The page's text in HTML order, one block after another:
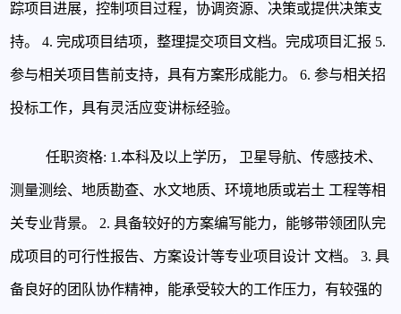
踪项目进展，控制项目过程，协调资源、决策或提供决策支
持。4. 完成项目结项，整理提交项目文档。完成项目汇报 5.
参与相关项目售前支持，具有方案形成能力。6. 参与相关招
投标工作，具有灵活应变讲标经验。
任职资格: 1.本科及以上学历， 卫星导航、传感技术、
测量测绘、地质勘查、水文地质、环境地质或岩土工程等相
关专业背景。2. 具备较好的方案编写能力，能够带领团队完
成项目的可行性报告、方案设计等专业项目设计文档。3. 具
备良好的团队协作精神，能承受较大的工作压力，有较强的